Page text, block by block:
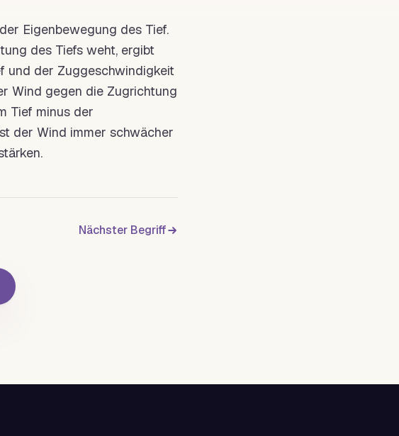
Eigenbewegung des Tief.
des Tiefs weht, ergibt
und der Zuggeschwindigkeit
Wind gegen die Zugrichtung
Tief minus der
der Wind immer schwächer
Nächster Begriff